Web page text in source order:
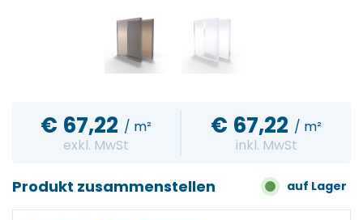
€ 67,22 / m²
exkl. MwSt
€ 67,22 / m²
inkl. MwSt
auf Lager
Produkt zusammenstellen